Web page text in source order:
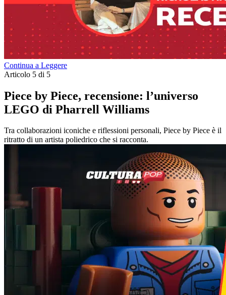
Continua a Leggere
Articolo 5 di 5
Piece by Piece, recensione: l’universo
LEGO di Pharrell Williams
Tra collaborazioni iconiche e riflessioni personali, Piece by Piece è il
ritratto di un artista poliedrico che si racconta.